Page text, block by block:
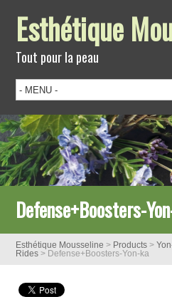
Esthétique
Tout pour la peau
Defense+Boosters-
Esthétique Mousseline > Products >
Rides > Defense+Boosters-Yon-ka